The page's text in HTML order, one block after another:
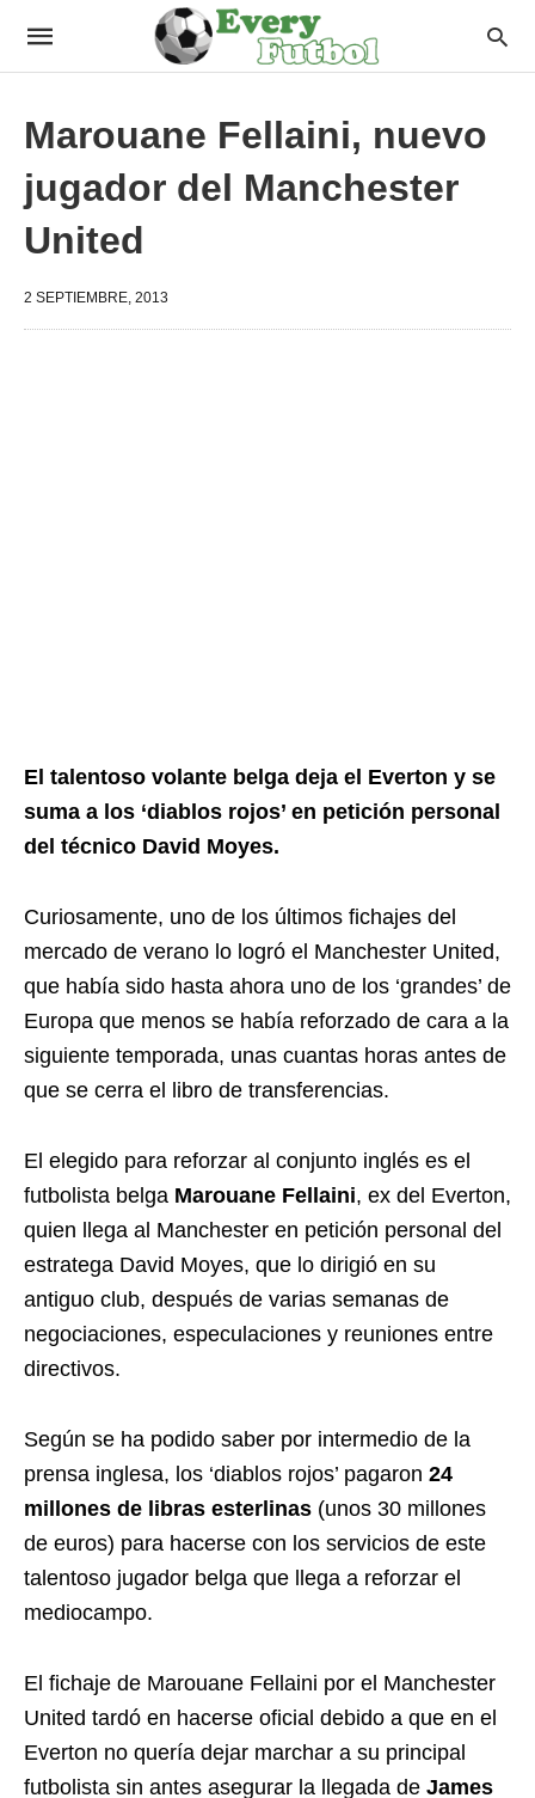
Marouane Fellaini, nuevo
jugador del Manchester
United
2 SEPTIEMBRE, 2013
El talentoso volante belga deja el Everton y se
suma a los ‘diablos rojos’ en petición personal
del técnico David Moyes.
Curiosamente, uno de los últimos fichajes del
mercado de verano lo logró el Manchester United,
que había sido hasta ahora uno de los ‘grandes’ de
Europa que menos se había reforzado de cara a la
siguiente temporada, unas cuantas horas antes de
que se cerra el libro de transferencias.
El elegido para reforzar al conjunto inglés es el
futbolista belga Marouane Fellaini, ex del Everton,
quien llega al Manchester en petición personal del
estratega David Moyes, que lo dirigió en su
antiguo club, después de varias semanas de
negociaciones, especulaciones y reuniones entre
directivos.
Según se ha podido saber por intermedio de la
prensa inglesa, los ‘diablos rojos’ pagaron 24
millones de libras esterlinas (unos 30 millones
de euros) para hacerse con los servicios de este
talentoso jugador belga que llega a reforzar el
mediocampo.
El fichaje de Marouane Fellaini por el Manchester
United tardó en hacerse oficial debido a que en el
Everton no quería dejar marchar a su principal
futbolista sin antes asegurar la llegada de James